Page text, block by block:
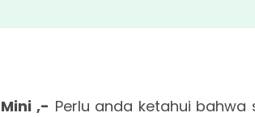
,- Perlu anda ketahui